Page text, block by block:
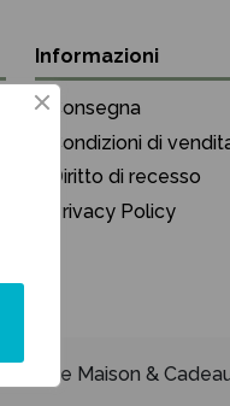
Informazioni
Consegna
Condizioni di
Diritto di recesso
Privacy Policy
Unique Maison &